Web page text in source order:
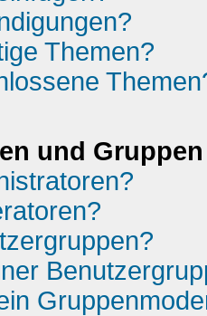
Themen?
und Gruppen